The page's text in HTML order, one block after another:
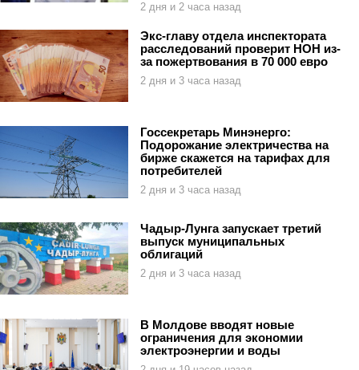
2 дня и 2 часа назад
Экс-главу отдела инспектората
расследований проверит НОН из-
за пожертвования в 70 000 евро
2 дня и 3 часа назад
Госсекретарь Минэнерго:
Подорожание электричества на
бирже скажется на тарифах для
потребителей
2 дня и 3 часа назад
Чадыр-Лунга запускает третий
выпуск муниципальных
облигаций
2 дня и 3 часа назад
В Молдове вводят новые
ограничения для экономии
электроэнергии и воды